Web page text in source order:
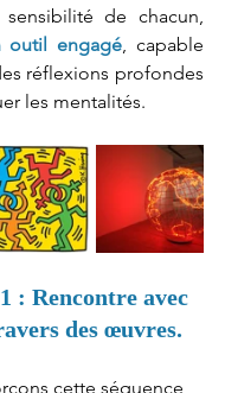
de chacun,
outil engagé, capable
réflexions profondes
les mentalités.
: Rencontre avec
des œuvres.